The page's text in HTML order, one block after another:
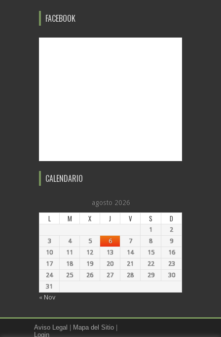
FACEBOOK
CALENDARIO
agosto 2026
L M X J V S D
1
2
3
4 5 6 7 8
9
10
11 12 13 14 15
16
17
18 19 20 21 22
23
24
25 26 27 28 29
30
31
« Nov
Aviso Legal Mapa del Sitio
Login